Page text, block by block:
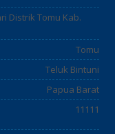
Distrik Tomu Kab.
Tomu
Teluk Bintuni
Papua Barat
11111